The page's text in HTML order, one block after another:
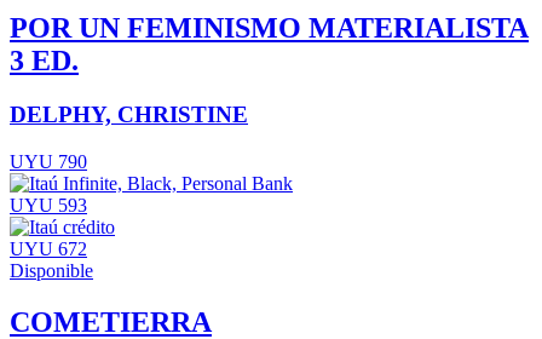
POR UN FEMINISMO MATERIALISTA
3 ED.
DELPHY, CHRISTINE
UYU 790
UYU 593
UYU 672
Disponible
COMETIERRA